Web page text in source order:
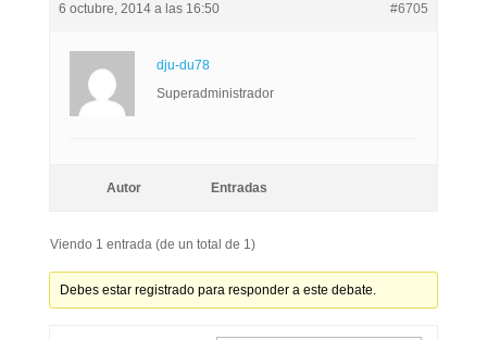
6 octubre, 2014 a las 16:50 #6705
dju-du78
Superadministrador
Autor Entradas
Viendo 1 entrada (de un total de 1)
Debes estar registrado para responder a este debate.